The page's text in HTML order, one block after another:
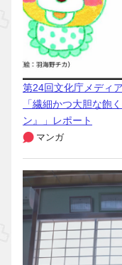
第24回文化庁メディ
「繊細かつ大胆な飽
ン』」レポート
マンガ